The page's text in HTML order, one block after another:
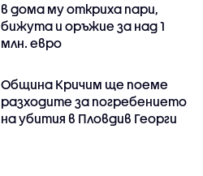
в дома му откриха пари,
бижута и оръжие за над 1
млн. евро
Община Кричим ще поеме
разходите за погребението
на убития в Пловдив Георги